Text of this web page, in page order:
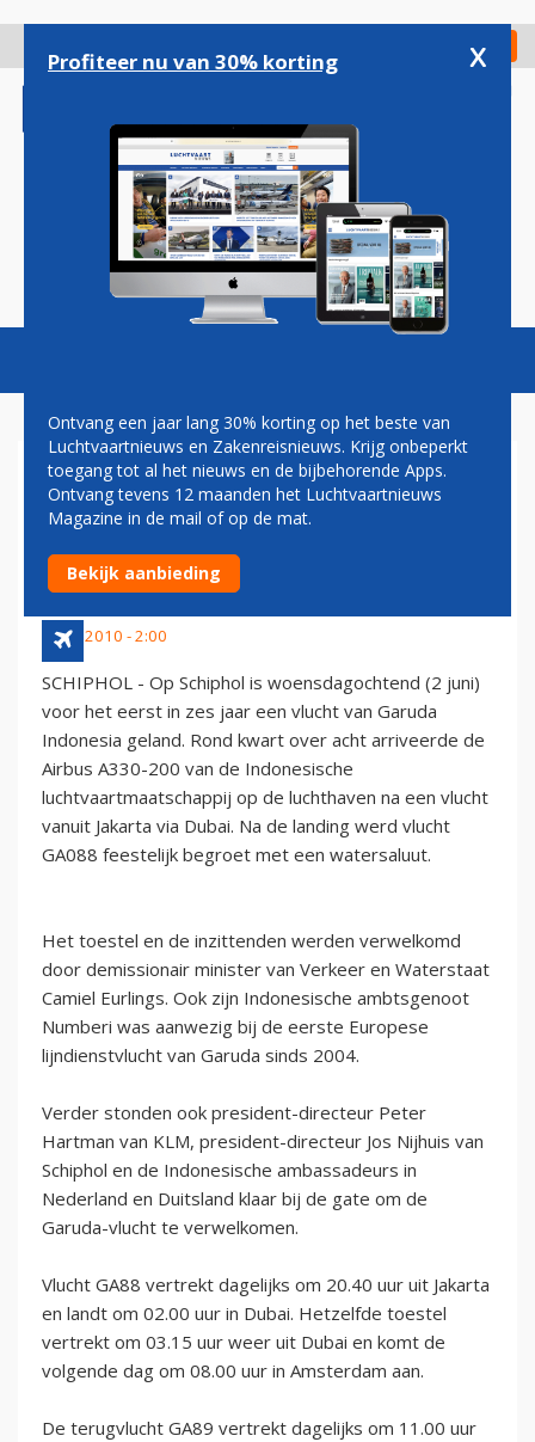
gaan
Check in
Magazine Podcasts Vacatures
GARUDA INDONESIA LANDT
NA ZES JAAR WEER OP
SCHIPHOL (FOTO'S)
2 juni 2010 - 2:00
SCHIPHOL - Op Schiphol is woensdagochtend (2 juni)
voor het eerst in zes jaar een vlucht van Garuda
Indonesia geland. Rond kwart over acht arriveerde de
Airbus A330-200 van de Indonesische
luchtvaartmaatschappij op de luchthaven na een vlucht
vanuit Jakarta via Dubai. Na de landing werd vlucht
GA088 feestelijk begroet met een watersaluut.
Het toestel en de inzittenden werden verwelkomd
door demissionair minister van Verkeer en Waterstaat
Camiel Eurlings. Ook zijn Indonesische ambtsgenoot
Numberi was aanwezig bij de eerste Europese
lijndienstvlucht van Garuda sinds 2004.
Verder stonden ook president-directeur Peter
Hartman van KLM, president-directeur Jos Nijhuis van
Schiphol en de Indonesische ambassadeurs in
Nederland en Duitsland klaar bij de gate om de
Garuda-vlucht te verwelkomen.
Vlucht GA88 vertrekt dagelijks om 20.40 uur uit Jakarta
en landt om 02.00 uur in Dubai. Hetzelfde toestel
vertrekt om 03.15 uur weer uit Dubai en komt de
volgende dag om 08.00 uur in Amsterdam aan.
De terugvlucht GA89 vertrekt dagelijks om 11.00 uur
Profiteer nu van 30% korting x
Ontvang een jaar lang 30% korting op het beste van
Luchtvaartnieuws en Zakenreisnieuws. Krijg onbeperkt
toegang tot al het nieuws en de bijbehorende Apps.
Ontvang tevens 12 maanden het Luchtvaartnieuws
Magazine in de mail of op de mat.
Bekijk aanbieding